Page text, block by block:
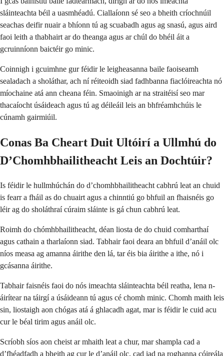
sláinteachta béil a uasmhéadú. Ciallaíonn sé seo a bheith críochnúil
seachas deifir nuair a bhíonn tú ag scuabadh agus ag snasú, agus aird
faoi leith a thabhairt ar do theanga agus ar chúl do bhéil áit a
gcruinníonn baictéir go minic.
Coinnigh i gcuimhne gur féidir le leigheasanna baile faoiseamh
sealadach a sholáthar, ach ní réiteoidh siad fadhbanna fiaclóireachta nó
míochaine atá ann cheana féin. Smaoinigh ar na straitéisí seo mar
thacaíocht úsáideach agus tú ag déileáil leis an bhfréamhchúis le
cúnamh gairmiúil.
Conas Ba Cheart Duit Ultóirí a Ullmhú do
D’Chomhbhailitheacht Leis an Dochtúir?
Is féidir le hullmhúchán do d’chomhbhailitheacht cabhrú leat an chuid
is fearr a fháil as do chuairt agus a chinntiú go bhfuil an fhaisnéis go
léir ag do sholáthraí cúraim sláinte is gá chun cabhrú leat.
Roimh do chómhbhailitheacht, déan liosta de do chuid comharthaí
agus cathain a tharlaíonn siad. Tabhair faoi deara an bhfuil d’anáil olc
níos measa ag amanna áirithe den lá, tar éis bia áirithe a ithe, nó i
gcásanna áirithe.
Tabhair faisnéis faoi do nós imeachta sláinteachta béil reatha, lena n-
áirítear na táirgí a úsáideann tú agus cé chomh minic. Chomh maith leis
sin, liostaigh aon chógas atá á ghlacadh agat, mar is féidir le cuid acu
cur le béal tirim agus anáil olc.
Scríobh síos aon cheist ar mhaith leat a chur, mar shampla cad a
d’fhéadfadh a bheith ag cur le d’anáil olc, cad iad na roghanna cóireála